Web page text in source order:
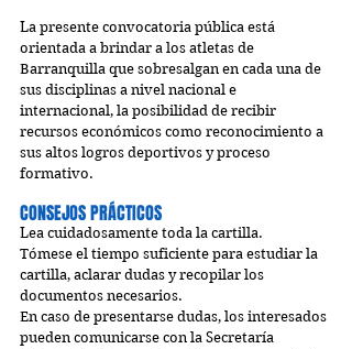
La presente convocatoria pública está
orientada a brindar a los atletas de
Barranquilla que sobresalgan en cada una de
sus disciplinas a nivel nacional e
internacional, la posibilidad de recibir
recursos económicos como reconocimiento a
sus altos logros deportivos y proceso
formativo.
CONSEJOS PRÁCTICOS
Lea cuidadosamente toda la cartilla.
Tómese el tiempo suficiente para estudiar la
cartilla, aclarar dudas y recopilar los
documentos necesarios.
En caso de presentarse dudas, los interesados
pueden comunicarse con la Secretaría